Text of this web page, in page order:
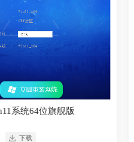
系统64位旗舰版
下载